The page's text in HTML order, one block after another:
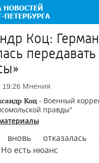
Коц:
19:26 Мнения
Коц - Военный
правды"
вновь отказалась
есть нюанс